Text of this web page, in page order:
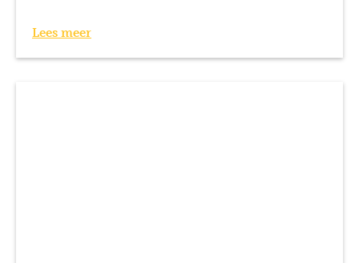
Lees meer